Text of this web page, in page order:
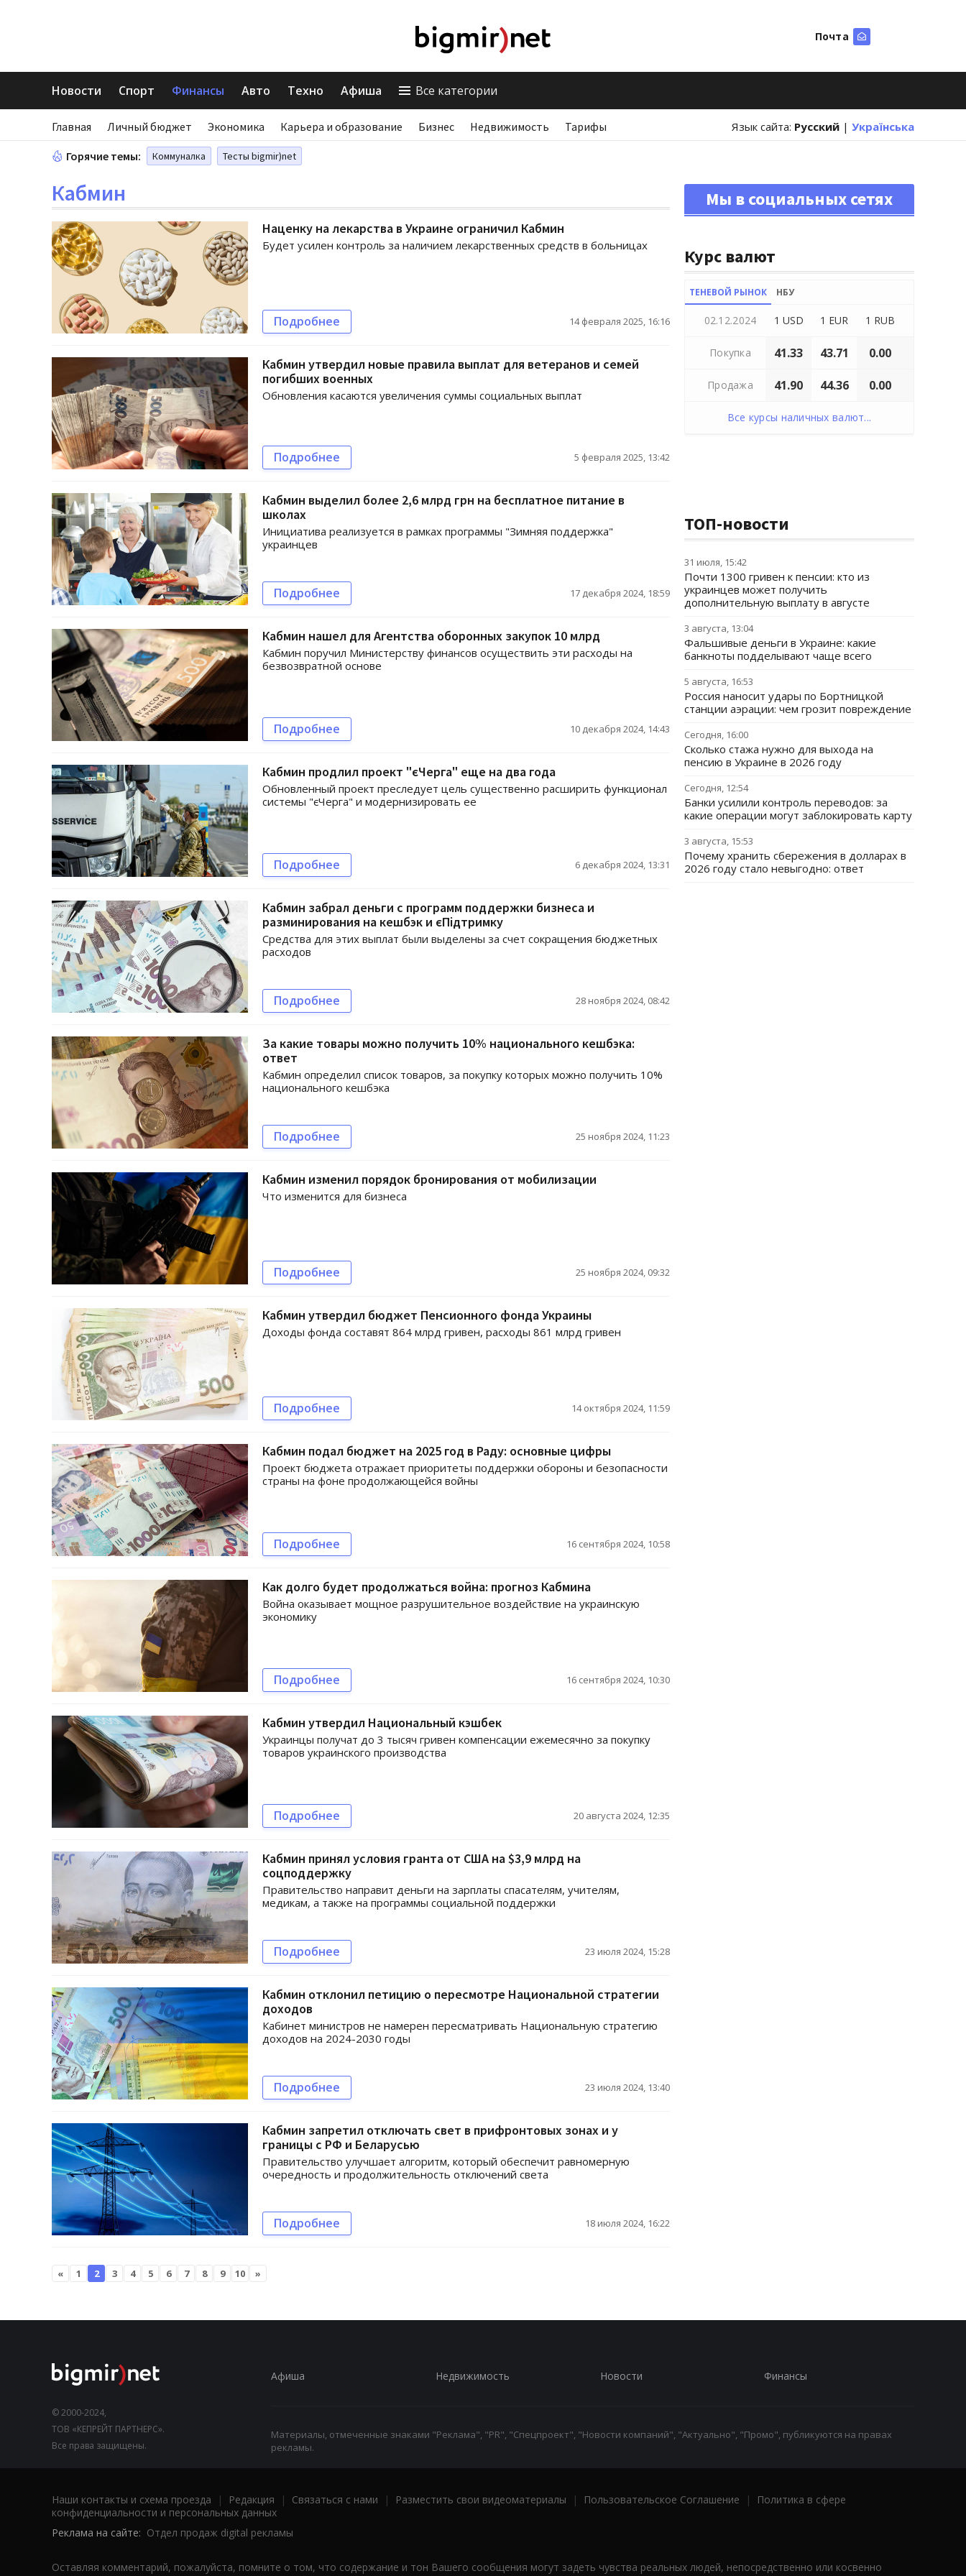
Почта
Новости Спорт Финансы Авто Техно Афиша Все категории
Главная Личный бюджет Экономика Карьера и образование Бизнес Недвижимость Тарифы Язык сайта: Русский | Українська
Горячие темы: Коммуналка Тесты bigmir)net
Кабмин
Наценку на лекарства в Украине ограничил Кабмин
Будет усилен контроль за наличием лекарственных средств в больницах
Подробнее 14 февраля 2025, 16:16
Кабмин утвердил новые правила выплат для ветеранов и семей
погибших военных
Обновления касаются увеличения суммы социальных выплат
Подробнее 5 февраля 2025, 13:42
Кабмин выделил более 2,6 млрд грн на бесплатное питание в
школах
Инициатива реализуется в рамках программы "Зимняя поддержка"
украинцев
Подробнее 17 декабря 2024, 18:59
Кабмин нашел для Агентства оборонных закупок 10 млрд
Кабмин поручил Министерству финансов осуществить эти расходы на
безвозвратной основе
Подробнее 10 декабря 2024, 14:43
Кабмин продлил проект "єЧерга" еще на два года
Обновленный проект преследует цель существенно расширить функционал
системы "єЧерга" и модернизировать ее
Подробнее 6 декабря 2024, 13:31
Кабмин забрал деньги с программ поддержки бизнеса и
разминирования на кешбэк и єПідтримку
Средства для этих выплат были выделены за счет сокращения бюджетных
расходов
Подробнее 28 ноября 2024, 08:42
За какие товары можно получить 10% национального кешбэка:
ответ
Кабмин определил список товаров, за покупку которых можно получить 10%
национального кешбэка
Подробнее 25 ноября 2024, 11:23
Кабмин изменил порядок бронирования от мобилизации
Что изменится для бизнеса
Подробнее 25 ноября 2024, 09:32
Кабмин утвердил бюджет Пенсионного фонда Украины
Доходы фонда составят 864 млрд гривен, расходы 861 млрд гривен
Подробнее 14 октября 2024, 11:59
Кабмин подал бюджет на 2025 год в Раду: основные цифры
Проект бюджета отражает приоритеты поддержки обороны и безопасности
страны на фоне продолжающейся войны
Подробнее 16 сентября 2024, 10:58
Как долго будет продолжаться война: прогноз Кабмина
Война оказывает мощное разрушительное воздействие на украинскую
экономику
Подробнее 16 сентября 2024, 10:30
Кабмин утвердил Национальный кэшбек
Украинцы получат до 3 тысяч гривен компенсации ежемесячно за покупку
товаров украинского производства
Подробнее 20 августа 2024, 12:35
Кабмин принял условия гранта от США на $3,9 млрд на
соцподдержку
Правительство направит деньги на зарплаты спасателям, учителям,
медикам, а также на программы социальной поддержки
Подробнее 23 июля 2024, 15:28
Кабмин отклонил петицию о пересмотре Национальной стратегии
доходов
Кабинет министров не намерен пересматривать Национальную стратегию
доходов на 2024-2030 годы
Подробнее 23 июля 2024, 13:40
Кабмин запретил отключать свет в прифронтовых зонах и у
границы с РФ и Беларусью
Правительство улучшает алгоритм, который обеспечит равномерную
очередность и продолжительность отключений света
Подробнее 18 июля 2024, 16:22
« 1 2 3 4 5 6 7 8 9 10 »
Мы в социальных сетях
Курс валют
ТЕНЕВОЙ РЫНОК НБУ
02.12.2024 1 USD 1 EUR 1 RUB
Покупка 41.33 43.71 0.00
Продажа 41.90 44.36 0.00
Все курсы наличных валют...
ТОП-новости
31 июля, 15:42
Почти 1300 гривен к пенсии: кто из
украинцев может получить
дополнительную выплату в августе
3 августа, 13:04
Фальшивые деньги в Украине: какие
банкноты подделывают чаще всего
5 августа, 16:53
Россия наносит удары по Бортницкой
станции аэрации: чем грозит повреждение
Сегодня, 16:00
Сколько стажа нужно для выхода на
пенсию в Украине в 2026 году
Сегодня, 12:54
Банки усилили контроль переводов: за
какие операции могут заблокировать карту
3 августа, 15:53
Почему хранить сбережения в долларах в
2026 году стало невыгодно: ответ
© 2000-2024,
ТОВ «КЕПРЕЙТ ПАРТНЕРС».
Все права защищены.
Афиша Недвижимость Новости Финансы
Материалы, отмеченные знаками "Реклама", "PR", "Спецпроект", "Новости компаний", "Актуально", "Промо", публикуются на правах
рекламы.
Наши контакты и схема проезда | Редакция | Связаться с нами | Разместить свои видеоматериалы | Пользовательское Соглашение |
Политика в сфере
конфиденциальности и персональных данных
Реклама на сайте: Отдел продаж digital рекламы
Оставляя комментарий, пожалуйста, помните о том, что содержание и тон Вашего сообщения могут задеть чувства реальных людей, непосредственно или косвенно